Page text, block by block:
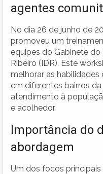
agentes
No dia 26 de junho de
promoveu um
equipes do Gabinete
Ribeiro (IDR). Este
melhorar as
em diferentes bairros
atendimento à
e acolhedor.
Importância do
abordagem
Um dos focos